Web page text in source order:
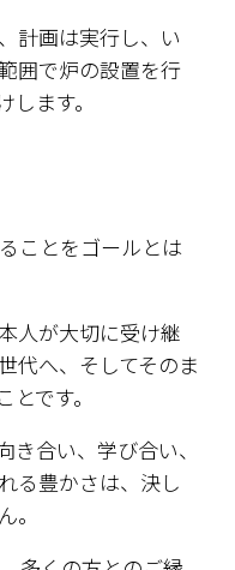
計画は実行し、い
囲で炉の設置を行
ます。
ことをゴールとは
人が大切に受け継
代へ、そしてそのま
です。
き合い、学び合い、
る豊かさは、決し
。